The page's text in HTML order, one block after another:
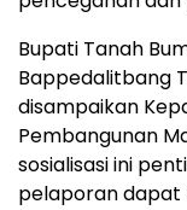
Bupati Tanah
Bappedalitbang
disampaikan
Pembangunan
sosialisasi ini
pelaporan dapat